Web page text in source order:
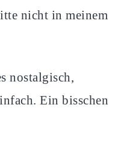
nicht in meinem
nostalgisch,
Ein bisschen